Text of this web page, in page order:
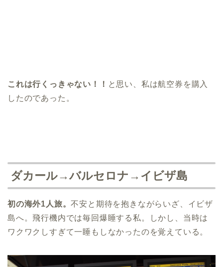
これは行くっきゃない！！ と思い、私は航空券を購入
したのであった。
ダカール→バルセロナ→イビザ島
初の海外1人旅。不安と期待を抱きながらいざ、イビザ
島へ。飛行機内では毎回爆睡する私。しかし、当時は
ワクワクしすぎて一睡もしなかったのを覚えている。